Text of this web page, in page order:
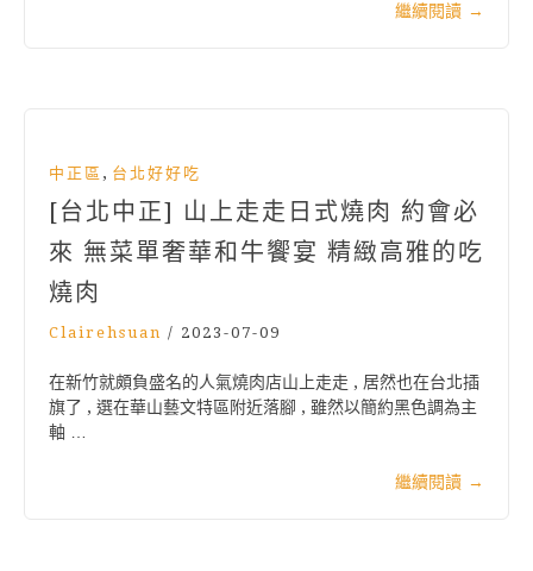
繼續閱讀 →
中正區 , 台北好好吃
[台北中正] 山上走走日式燒肉 約會必
來 無菜單奢華和牛饗宴 精緻高雅的吃
燒肉
Clairehsuan / 2023-07-09
在新竹就頗負盛名的人氣燒肉店山上走走 , 居然也在台北插
旗了 , 選在華山藝文特區附近落腳 , 雖然以簡約黑色調為主
軸 …
繼續閱讀 →